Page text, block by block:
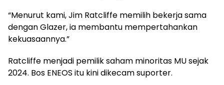
“Menurut kami, Jim Ratcliffe memilih bekerja sama
dengan Glazer, ia membantu mempertahankan
kekuasaannya.”
Ratcliffe menjadi pemilik saham minoritas MU sejak
2024. Bos ENEOS itu kini dikecam suporter.